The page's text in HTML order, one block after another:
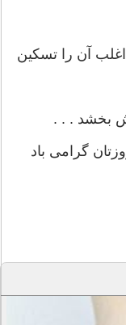
آن را تسکین
بخشد . . .
گرامی باد